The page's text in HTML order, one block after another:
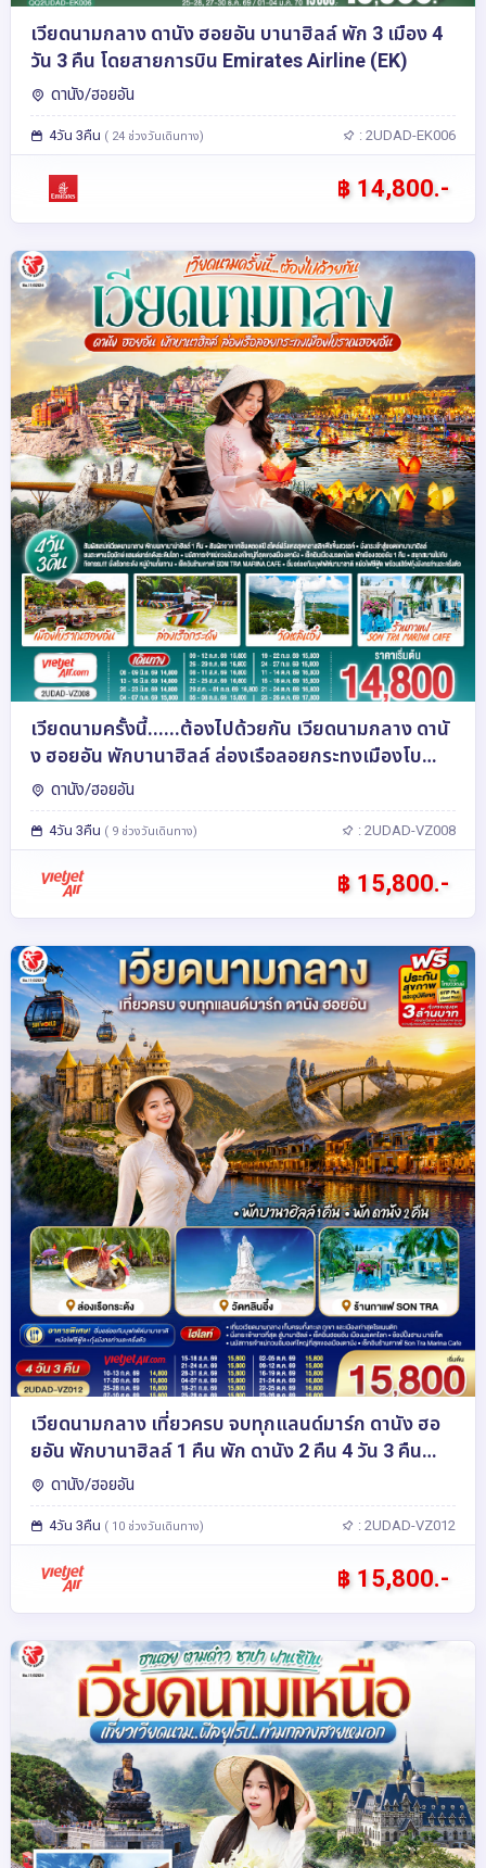
เวียดนามกลาง ดานัง ฮอยอัน บานาฮิลล์ พัก 3 เมือง 4
วัน 3 คืน โดยสายการบิน Emirates Airline (EK)
ดานัง/ฮอยอัน
4วัน 3คืน ( 24 ช่วงวันเดินทาง) : 2UDAD-EK006
฿ 14,800.-
เวียดนามครั้งนี้......ต้องไปด้วยกัน เวียดนามกลาง ดานั
ง ฮอยอัน พักบานาฮิลล์ ล่องเรือลอยกระทงเมืองโบ
ราณฮอยอัน 4 วัน 3 คืน โดยสายการบิน Thai Vietjet
Air (VZ)
ดานัง/ฮอยอัน
4วัน 3คืน ( 9 ช่วงวันเดินทาง) : 2UDAD-VZ008
฿ 15,800.-
เวียดนามกลาง เที่ยวครบ จบทุกแลนด์มาร์ก ดานัง ฮอ
ยอัน พักบานาฮิลล์ 1 คืน พัก ดานัง 2 คืน 4 วัน 3 คืน
โดยสายการบิน Thai Vietjet Air (VZ)
ดานัง/ฮอยอัน
4วัน 3คืน ( 10 ช่วงวันเดินทาง) : 2UDAD-VZ012
฿ 15,800.-